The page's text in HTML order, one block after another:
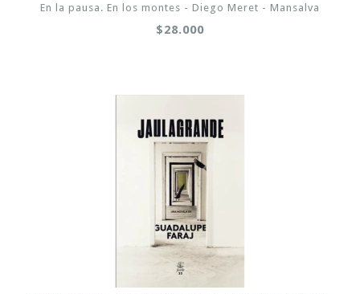
En la pausa. En los montes - Diego Meret - Mansalva
$28.000